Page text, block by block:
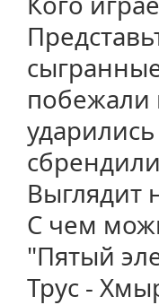
побежали
Выглядит
С чем
"Пятый
Трус -